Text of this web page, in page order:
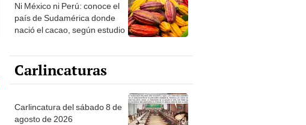
Ni México ni Perú: conoce el
país de Sudamérica donde
nació el cacao, según estudio
Carlincaturas
Carlincatura del sábado 8 de
agosto de 2026